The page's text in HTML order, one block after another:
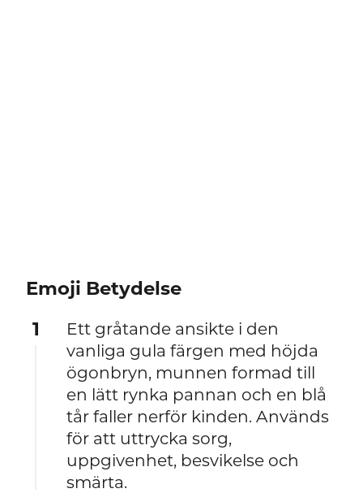
Emoji Betydelse
1
Ett gråtande ansikte i den
vanliga gula färgen med höjda
ögonbryn, munnen formad till
en lätt rynka pannan och en blå
tår faller nerför kinden. Används
för att uttrycka sorg,
uppgivenhet, besvikelse och
smärta.